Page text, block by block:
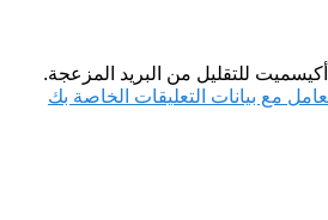
للتقليل من البريد المزعجة.
مع بيانات التعليقات الخاصة بك